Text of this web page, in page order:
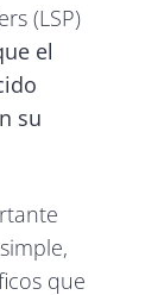
(LSP)
el
su
que